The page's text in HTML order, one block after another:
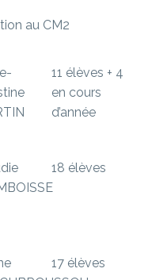
au CM2
11 élèves + 4
en cours
d’année
18 élèves
17 élèves